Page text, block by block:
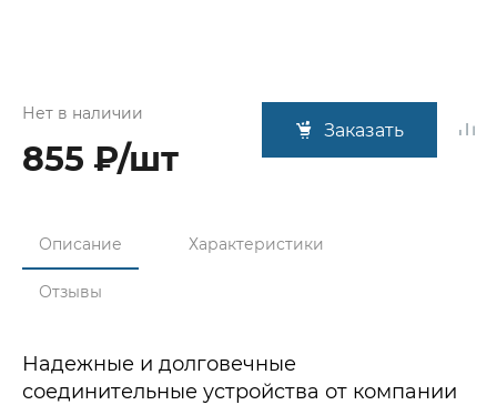
Нет в наличии
855 ₽/шт
Заказать
Описание Характеристики
Отзывы
Надежные и долговечные
соединительные устройства от компании